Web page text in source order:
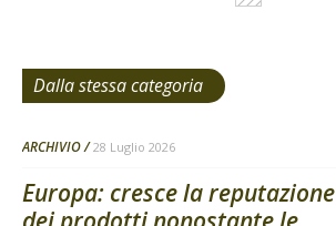
Dalla stessa categoria
ARCHIVIO 28 Luglio 2026
Europa: cresce la reputazione